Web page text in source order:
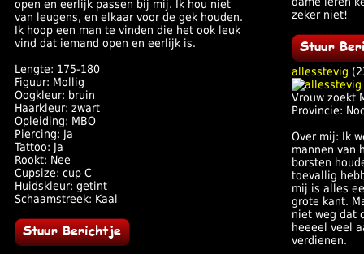
open en eerlijk passen bij mij. Ik hou niet
van leugens, en elkaar voor de gek houden.
Ik hoop een man te vinden die het ook leuk
vind dat iemand open en eerlijk is.
Lengte: 175-180
Figuur: Mollig
Oogkleur: bruin
Haarkleur: zwart
Opleiding: MBO
Piercing: Ja
Tattoo: Ja
Rookt: Nee
Cupsize: cup C
Huidskleur: getint
Schaamstreek: Kaal
zeker niet!
allesstevig
Vrouw zoekt
Provincie:
Over mij: Ik
mannen van
borsten
toevallig
mij is alles
grote kant.
niet weg dat
heeeel veel
verdienen.